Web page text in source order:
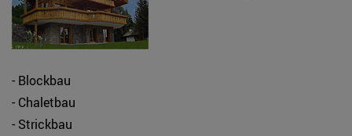
- Blockbau
- Chaletbau
- Strickbau